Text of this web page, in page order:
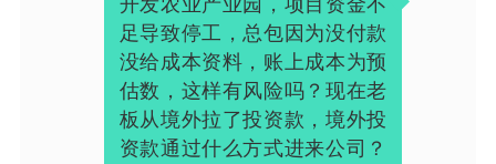
足导致停工，总包因为没付款
没给成本资料，账上成本为预
估数，这样有风险吗？现在老
板从境外拉了投资款，境外投
资款通过什么方式进来公司？